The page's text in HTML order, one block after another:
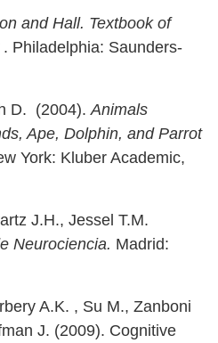
and Hall. Textbook of
. Philadelphia: Saunders-
D. (2004).Animals
Ape, Dolphin, and Parrot
York: Kluber Academic,
J.H., Jessel T.M.
Neurociencia. Madrid:
A.K. , Su M., Zanboni
J. (2009). Cognitive